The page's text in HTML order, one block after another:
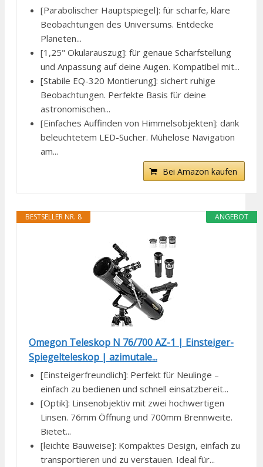
[Parabolischer Hauptspiegel]: für scharfe, klare
Beobachtungen des Universums. Entdecke
Planeten...
[1,25" Okularauszug]: für genaue Scharfstellung
und Anpassung auf deine Augen. Kompatibel mit...
[Stabile EQ-320 Montierung]: sichert ruhige
Beobachtungen. Perfekte Basis für deine
astronomischen...
[Einfaches Auffinden von Himmelsobjekten]: dank
beleuchtetem LED-Sucher. Mühelose Navigation
am...
Bei Amazon kaufen
ANGEBOT
BESTSELLER NR. 8
Omegon Teleskop N 76/700 AZ-1 | Einsteiger-
Spiegelteleskop | azimutale...
[Einsteigerfreundlich]: Perfekt für Neulinge –
einfach zu bedienen und schnell einsatzbereit...
[Optik]: Linsenobjektiv mit zwei hochwertigen
Linsen. 76mm Öffnung und 700mm Brennweite.
Bietet...
[leichte Bauweise]: Kompaktes Design, einfach zu
transportieren und zu verstauen. Ideal für...